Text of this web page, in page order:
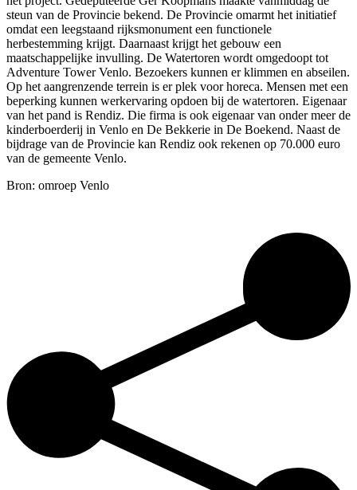
steun van de Provincie bekend. De Provincie omarmt het initiatief
omdat een leegstaand rijksmonument een functionele
herbestemming krijgt. Daarnaast krijgt het gebouw een
maatschappelijke invulling. De Watertoren wordt omgedoopt tot
Adventure Tower Venlo. Bezoekers kunnen er klimmen en abseilen.
Op het aangrenzende terrein is er plek voor horeca. Mensen met een
beperking kunnen werkervaring opdoen bij de watertoren. Eigenaar
van het pand is Rendiz. Die firma is ook eigenaar van onder meer de
kinderboerderij in Venlo en De Bekkerie in De Boekend. Naast de
bijdrage van de Provincie kan Rendiz ook rekenen op 70.000 euro
van de gemeente Venlo.
Bron: omroep Venlo